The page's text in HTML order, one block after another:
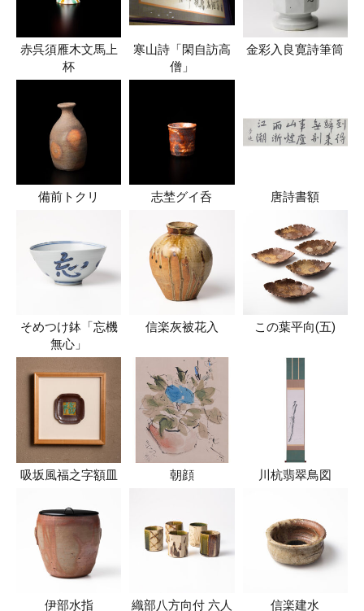
赤呉須雁木文馬上
杯
寒山詩「閑自訪高
僧」
金彩入良寛詩筆筒
備前トクリ 志埜グイ呑 唐詩書額
そめつけ鉢「忘機
無心」
信楽灰被花入 この葉平向(五)
吸坂風福之字額皿 朝顔 川杭翡翠鳥図
伊部水指 織部八方向付 六人 信楽建水